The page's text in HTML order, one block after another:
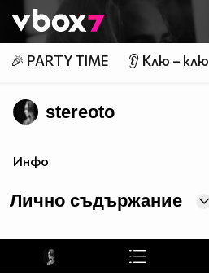
👾
🎉 PARTY TIME 👂 Клю – клю
stereoto
Инфо
Лично съдържание